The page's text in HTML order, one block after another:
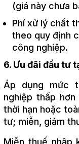
(giá này chưa
Phí xử lý chất
theo quy định
công nghiệp.
6. Ưu đãi đầu tư
Áp dụng mức
nghiệp thấp
thời hạn hoặc
tư; miễn, giảm
Miễn thuế nhập